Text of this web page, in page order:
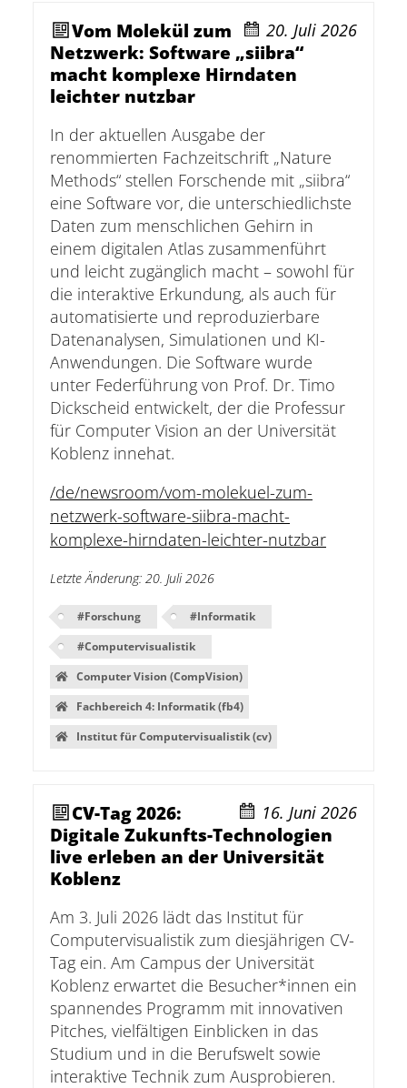
Anmelden Impressum Datenschutz
20. Juli 2026
Vom Molekül zum
Netzwerk: Software „siibra“
macht komplexe Hirndaten
leichter nutzbar
In der aktuellen Ausgabe der
renommierten Fachzeitschrift „Nature
Methods“ stellen Forschende mit „siibra“
eine Software vor, die unterschiedlichste
Daten zum menschlichen Gehirn in
einem digitalen Atlas zusammenführt
und leicht zugänglich macht – sowohl für
die interaktive Erkundung, als auch für
automatisierte und reproduzierbare
Datenanalysen, Simulationen und KI-
Anwendungen. Die Software wurde
unter Federführung von Prof. Dr. Timo
Dickscheid entwickelt, der die Professur
für Computer Vision an der Universität
Koblenz innehat.
/de/newsroom/vom-molekuel-zum-
netzwerk-software-siibra-macht-
komplexe-hirndaten-leichter-nutzbar
Letzte Änderung: 20. Juli 2026
#Forschung #Informatik
#Computervisualistik
Computer Vision (CompVision)
Fachbereich 4: Informatik (fb4)
Institut für Computervisualistik (cv)
16. Juni 2026
CV-Tag 2026:
Digitale Zukunfts-Technologien
live erleben an der Universität
Koblenz
Am 3. Juli 2026 lädt das Institut für
Computervisualistik zum diesjährigen CV-
Tag ein. Am Campus der Universität
Koblenz erwartet die Besucher*innen ein
spannendes Programm mit innovativen
Pitches, vielfältigen Einblicken in das
Studium und in die Berufswelt sowie
interaktive Technik zum Ausprobieren.
mark
key
get
the
keyboard
shortcuts
for
changing
dates.
mark
key
to
get
keyboard
shortcuts
for
changing
dates.